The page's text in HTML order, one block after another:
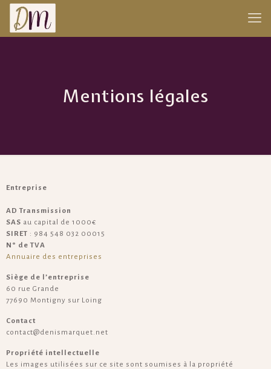
Mentions légales
Entreprise
AD Transmission
SAS au capital de 1000€
SIRET : 984 548 032 00015
N° de TVA
Annuaire des entreprises
Siège de l’entreprise
60 rue Grande
77690 Montigny sur Loing
Contact
contact@denismarquet.net
Propriété intellectuelle
Les images utilisées sur ce site sont soumises à la propriété